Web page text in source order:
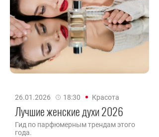
26.01.2026 18:30 Красота
Лучшие женские духи 2026
Гид по парфюмерным трендам этого
года.